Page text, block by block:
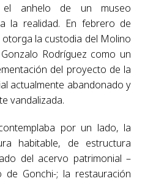
el anhelo de un museo
la realidad. En febrero de
la custodia del Molino
Rodríguez como un
del proyecto de la
actualmente abandonado y
vandalizada.
por un lado, la
habitable, de estructura
del acervo patrimonial –
Gonchi-; la restauración